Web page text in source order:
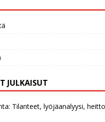
JULKAISUT
Tilanteet, lyöjäanalyysi,